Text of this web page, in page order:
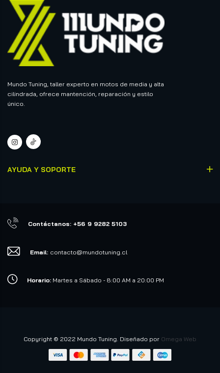
Mundo Tuning, taller experto en motos de media y alta
cilindrada, ofrece mantención, reparación y estilo
único.
AYUDA Y SOPORTE
Contáctanos: +56 9 9282 5103
Email: contacto@mundotuning.cl
Horario: Martes a Sábado - 8:00 AM a 20:00 PM
Copyright © 2022 Mundo Tuning. Diseñado por Omega Web